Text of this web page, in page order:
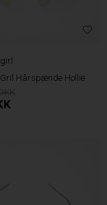
Hårspænde Hollie